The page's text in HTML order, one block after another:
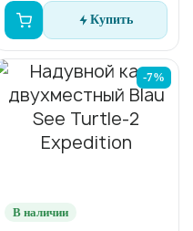
Купить
-7%
В наличии